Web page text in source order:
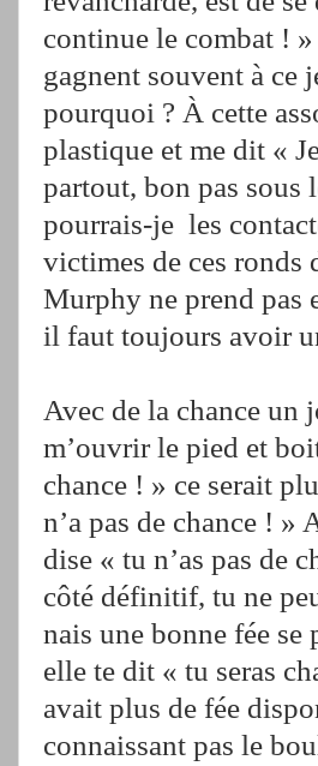
continue le combat !
gagnent souvent à ce
pourquoi ? À cette
plastique et me dit «
partout, bon pas sous
pourrais-je les
victimes de ces ronds
Murphy ne prend pas
il faut toujours avoir
Avec de la chance un
m’ouvrir le pied et
chance ! » ce serait
n’a pas de chance !
dise « tu n’as pas de
côté définitif, tu ne
nais une bonne fée se
elle te dit « tu seras
avait plus de fée
connaissant pas le